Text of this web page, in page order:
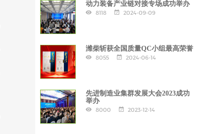
动力装备产业链对接专场成功举办
8118 2024-09-09
潍柴斩获全国质量QC小组最高荣誉
8055 2024-06-14
先进制造业集群发展大会2023成功
举办
8000 2023-12-14